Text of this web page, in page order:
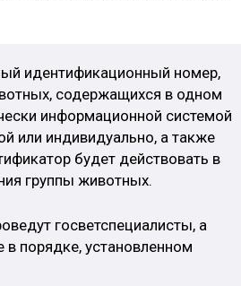
идентификационный номер,
содержащихся в одном
информационной системой
или индивидуально, а также
будет действовать в
группы животных.
госветспециалисты, а
в порядке, установленном